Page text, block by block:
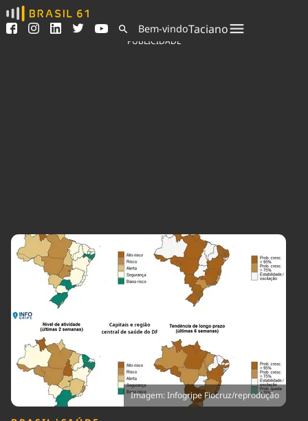
Ver todas as notícias
Podcasts
Indicadores
Agronegócios
Brasil Mineral
Tecnologia
Cinema
Comportamento
Cultura
Economia
Internacional
Meio Ambiente
Podcast
Política
Saúde
Bem-vindoTaciano
PUBLICIDADE
Imagem: Infogripe Fiocruz/reprodução